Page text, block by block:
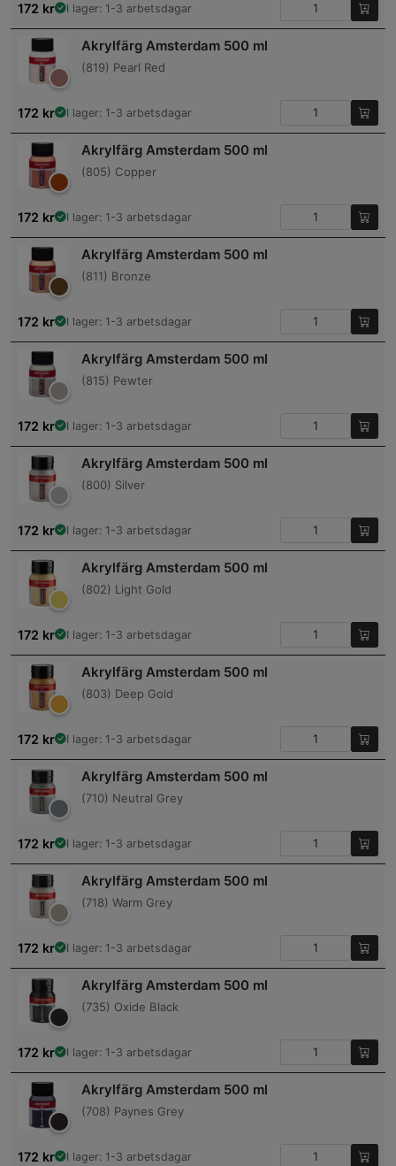
172 kr I lager: 1-3 arbetsdagar
Akrylfärg Amsterdam 500 ml
(819) Pearl Red
172 kr I lager: 1-3 arbetsdagar
Akrylfärg Amsterdam 500 ml
(805) Copper
172 kr I lager: 1-3 arbetsdagar
Akrylfärg Amsterdam 500 ml
(811) Bronze
172 kr I lager: 1-3 arbetsdagar
Akrylfärg Amsterdam 500 ml
(815) Pewter
172 kr I lager: 1-3 arbetsdagar
Akrylfärg Amsterdam 500 ml
(800) Silver
172 kr I lager: 1-3 arbetsdagar
Akrylfärg Amsterdam 500 ml
(802) Light Gold
172 kr I lager: 1-3 arbetsdagar
Akrylfärg Amsterdam 500 ml
(803) Deep Gold
172 kr I lager: 1-3 arbetsdagar
Akrylfärg Amsterdam 500 ml
(710) Neutral Grey
172 kr I lager: 1-3 arbetsdagar
Akrylfärg Amsterdam 500 ml
(718) Warm Grey
172 kr I lager: 1-3 arbetsdagar
Akrylfärg Amsterdam 500 ml
(735) Oxide Black
172 kr I lager: 1-3 arbetsdagar
Akrylfärg Amsterdam 500 ml
(708) Paynes Grey
172 kr I lager: 1-3 arbetsdagar